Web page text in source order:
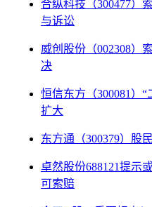
合纵科技（300477）
与诉讼
威创股份（002308）
决
恒信东方（300081）
扩大
东方通（300379）股
卓然股份688121提示
可索赔